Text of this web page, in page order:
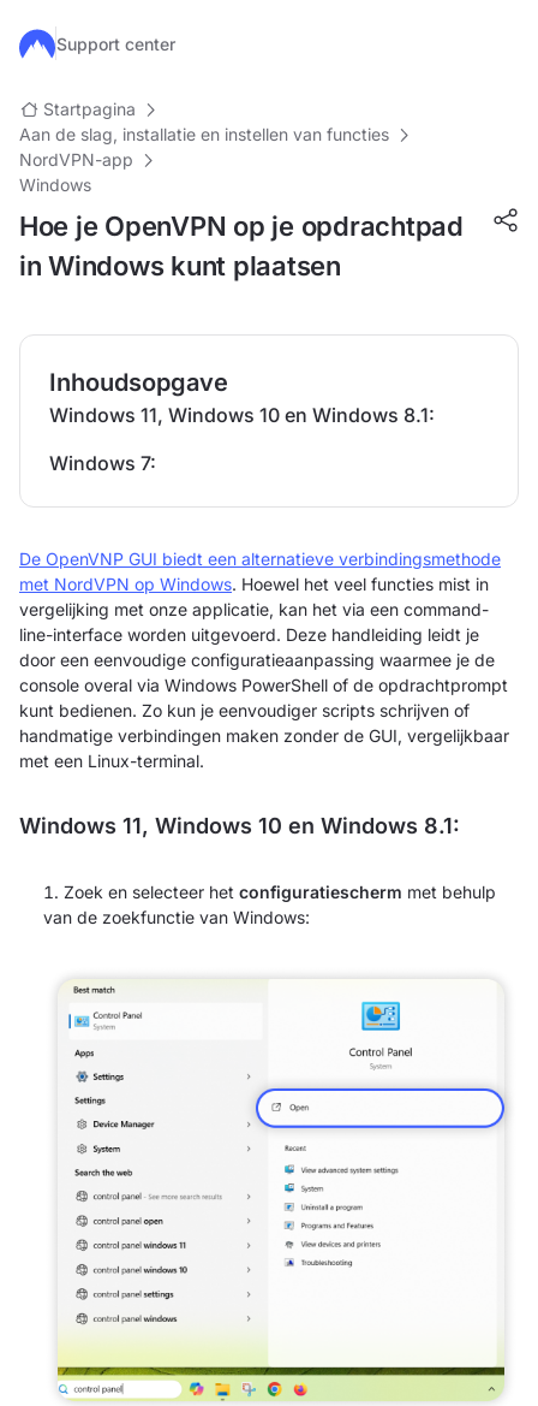
Ga naar de hoofdinhoud
Support center
Startpagina
Aan de slag, installatie en instellen van functies
NordVPN-app
Windows
Hoe je OpenVPN op je opdrachtpad
in Windows kunt plaatsen
Inhoudsopgave
Windows 11, Windows 10 en Windows 8.1:
Windows 7:
De OpenVNP GUI biedt een alternatieve verbindingsmethode
met NordVPN op Windows. Hoewel het veel functies mist in
vergelijking met onze applicatie, kan het via een command-
line-interface worden uitgevoerd. Deze handleiding leidt je
door een eenvoudige configuratieaanpassing waarmee je de
console overal via Windows PowerShell of de opdrachtprompt
kunt bedienen. Zo kun je eenvoudiger scripts schrijven of
handmatige verbindingen maken zonder de GUI, vergelijkbaar
met een Linux-terminal.
Windows 11, Windows 10 en Windows 8.1:
Zoek en selecteer het configuratiescherm met behulp
van de zoekfunctie van Windows: